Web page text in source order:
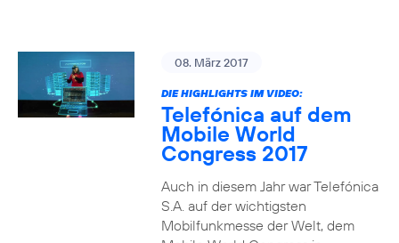
08. März 2017
DIE HIGHLIGHTS IM VIDEO:
Telefónica auf dem
Mobile World
Congress 2017
Auch in diesem Jahr war Telefónica
S.A. auf der wichtigsten
Mobilfunkmesse der Welt, dem